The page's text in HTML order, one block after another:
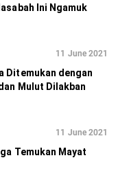
Ini Ngamuk
11 June 2021
Ditemukan dengan
Mulut Dilakban
11 June 2021
Temukan Mayat